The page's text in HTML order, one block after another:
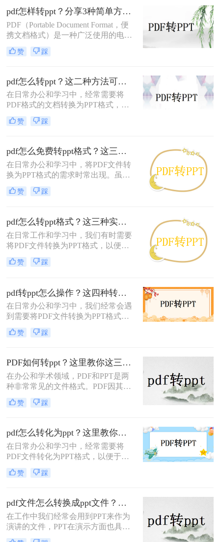
一转换。那么PDF怎么转换成PPT
呢？本文将为您介绍三种将PDF转换
为PPT的方法，帮助您轻松应对这一
需求。
pdf怎样转ppt？分享3种简单方法~
PDF（Portable Document Format，便
携文档格式）是一种广泛使用的电子
文档格式，但有时候我们需要将PDF
转换为PPT（Microsoft PowerPoint）
PPT呢？在本文中，我们将介绍三个
简单而有效的方法来实现这一目标。
赞 踩
pdf怎么转ppt？这二种方法可以帮到你！
在日常办公和学习中，经常需要将
PDF格式的文档转换为PPT格式，以
便于更好地进行编辑、展示和分享。
PDF转PPT的过程虽然看似复杂，但
轻松实现这一目标。那么pdf怎么转
ppt呢？本文将介绍两种常用的PDF转
PPT方法，帮助您高效完成格式转
换。
赞 踩
pdf怎么免费转ppt格式？这三个方法不容错过！
在日常办公和学习中，将PDF文件转
换为PPT格式的需求时常出现。虽然
市面上有许多专业的转换工具，但其
中不乏收费高昂的选项。那么PDF怎
用户的需求，本文将介绍三种免费的
方法，帮助您轻松实现PDF到PPT的
转换。
赞 踩
pdf怎么转ppt格式？这三种实用方法分享给你！
在日常工作和学习中，我们有时需要
将PDF文件转换为PPT格式，以便更
好地编辑、调整和展示内容。那么
PDF怎么转PPT格式呢？本文将介绍
轻松完成转换任务。
赞 踩
pdf转ppt怎么操作？这四种转换方法很好用！
在日常办公和学习中，我们经常会遇
到需要将PDF文件转换为PPT格式的
情况，以便更好地进行演示和讲解。
那么PDF转PPT怎么操作呢？本文将
法，帮助您轻松完成转换任务。
赞 踩
PDF如何转ppt？这里教你这三种方法！
在办公和学术领域，PDF和PPT是两
种非常常见的文件格式。PDF因其良
好的稳定性和版面保持能力，常被用
于文档的分享和存档；而PPT则因其
示和讲解的首选。然而，在实际应用
中，我们常常需要将PDF文件转换为
PPT格式，以便更好地进行编辑和演
示。那么PDF如何转ppt呢？本文将详
细介绍PDF转PPT的几种常用方法，
帮助您高效实现文档格式转换。
赞 踩
pdf怎么转化为ppt？这里教你这三种方法！
在日常办公和学习中，经常需要将
PDF文件转化为PPT格式，以便于更
好地进行演示和编辑。PDF文件虽然
方便阅读，但在编辑和制作幻灯片方
于制作和展示演示文稿。那么PDF怎
么转化为PPT呢？接下来，本文将介
绍三种将PDF转化为PPT的方法，帮
助您轻松实现格式转换。
赞 踩
pdf文件怎么转换成ppt文件？三个简单方法分享给你！
在工作中我们经常会用到PPT来作为
演讲的文件，PPT在演示方面也具有
很大的优势，可以很方便的向客户展